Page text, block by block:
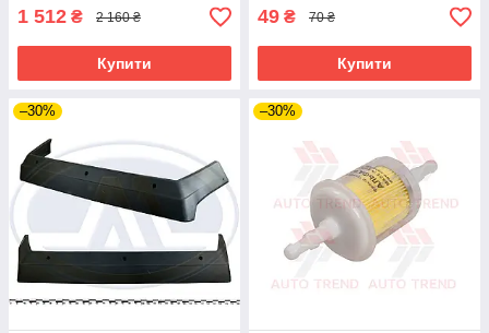
1 512 ₴ 2 160 ₴
Купити
49 ₴ 70 ₴
Купити
–30% –30%